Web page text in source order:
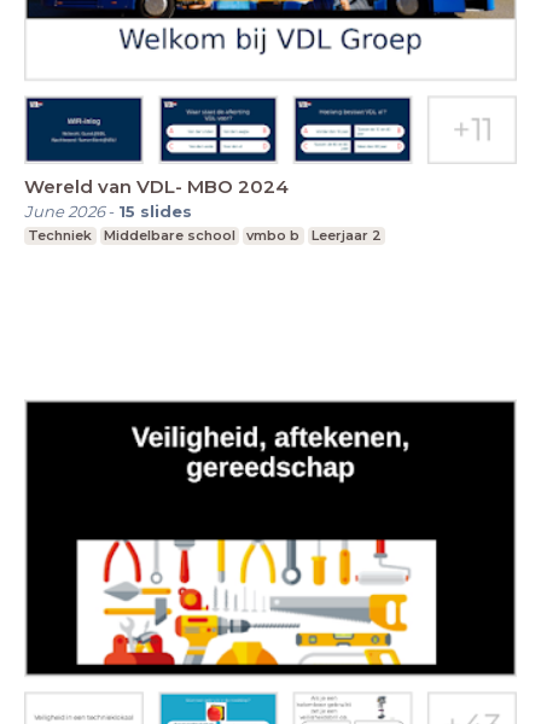
Wereld van VDL- MBO 2024
June 2026- 15 slides
Techniek Middelbare school vmbo b Leerjaar 2